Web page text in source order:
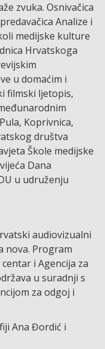
zvuka. Osnivačica
Analize i
medijske kulture
Hrvatskoga
u domaćim i
filmski ljetopis,
Koprivnica,
društva
Škole medijske
Dana
u udruženju
audiovizualni
nova. Program
i Agencija za
u suradnji s
za odgoj i
Ana Đordić i